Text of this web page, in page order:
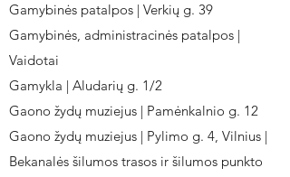
Gamybinės patalpos | Verkių g. 39
Gamybinės, administracinės patalpos |
Vaidotai
Gamykla | Aludarių g. 1/2
Gaono žydų muziejus | Pamėnkalnio g. 12
Gaono žydų muziejus | Pylimo g. 4, Vilnius |
Bekanalės šilumos trasos ir šilumos punkto